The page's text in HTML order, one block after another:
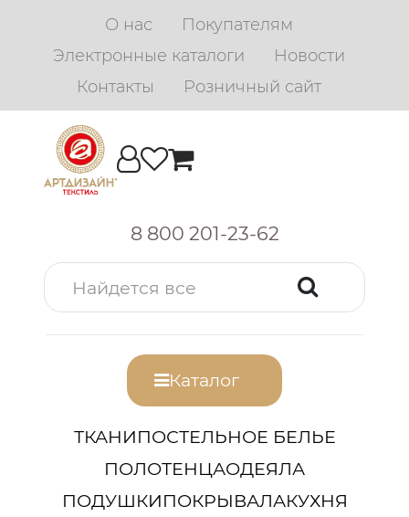
О нас
Покупателям
Электронные каталоги
Новости
Контакты
Розничный сайт
8 800 201-23-62
Каталог
ТКАНИПОСТЕЛЬНОЕ БЕЛЬЕ
ПОЛОТЕНЦАОДЕЯЛА
ПОДУШКИПОКРЫВАЛАКУХНЯ